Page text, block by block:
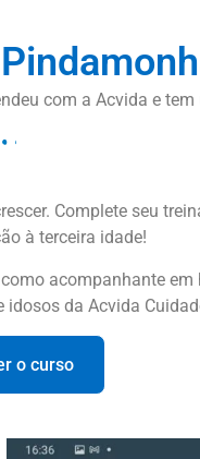
com a Acvida e
Complete seu
à terceira idade!
acompanhante
da Acvida
o curso